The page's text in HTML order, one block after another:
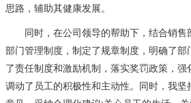
思路，辅助其健康发展。
同时，在公司领导的帮助下，结合销售
部门管理制度，制定了规章制度，明确了
了责任制度和激励机制，落实奖罚政策，强
调动了员工的积极性和主动性。同时，我